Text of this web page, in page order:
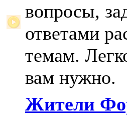
вопросы,
ответами
темам.
вам нужно.
Жители